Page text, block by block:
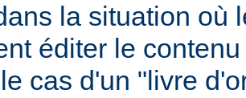
la situation où
éditer le
cas d'un "livre